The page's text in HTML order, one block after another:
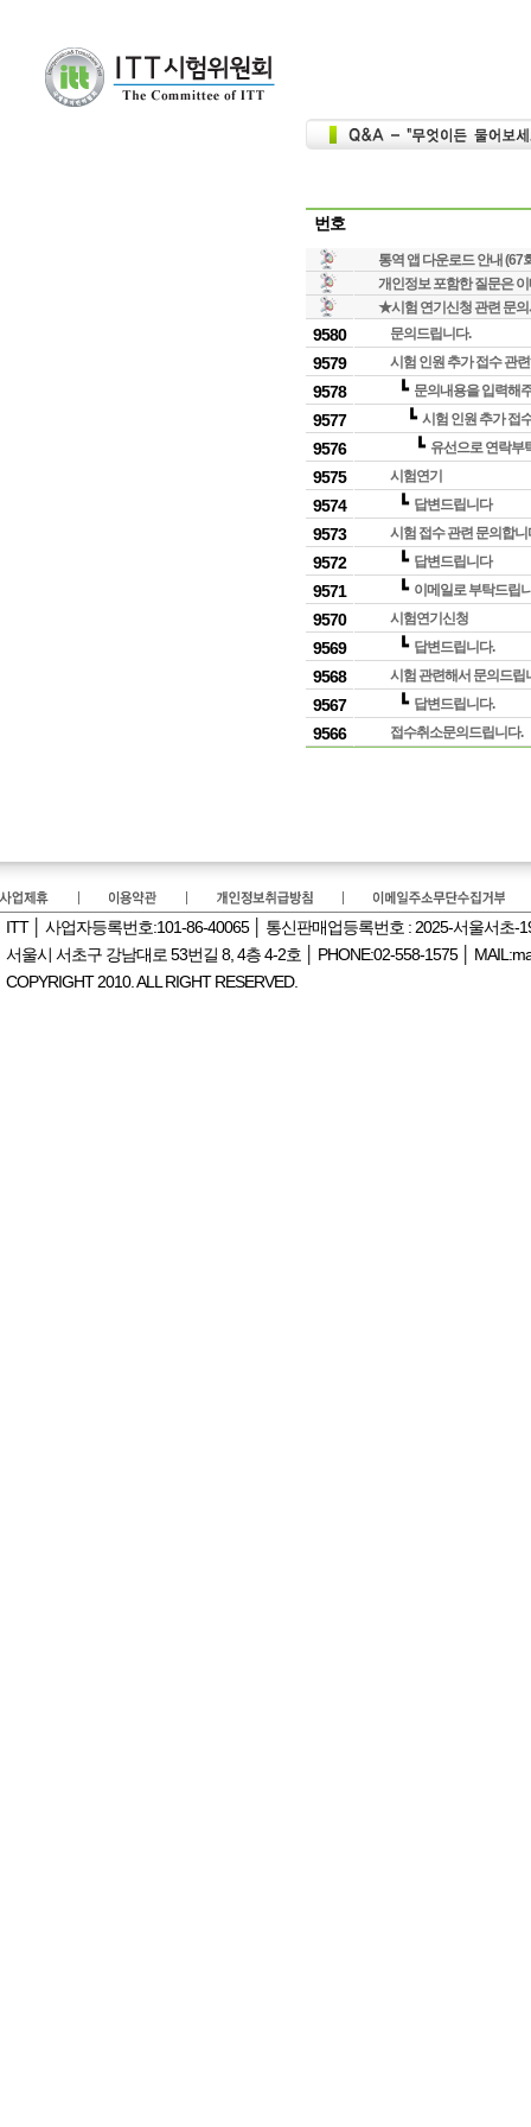
번호
통역 앱 다운로드 안내 (67
개인정보 포함한 질문은
★시험 연기신청 관련 문
9580 문의드립니다.
9579 시험 인원 추가 접수 관
9578 ┗ 문의내용을 입력해
9577 ┗ 시험 인원 추가 접
9576 ┗ 유선으로 연락부
9575 시험연기
9574 ┗ 답변드립니다
9573 시험 접수 관련 문의합니
9572 ┗ 답변드립니다
9571 ┗ 이메일로 부탁드립
9570 시험연기신청
9569 ┗ 답변드립니다.
9568 시험 관련해서 문의드립
9567 ┗ 답변드립니다.
9566 접수취소문의드립니다.
ITT │ 사업자등록번호:101-86-40065 │ 통신판매업등록번호 : 2025-서울서초-
서울시 서초구 강남대로 53번길 8, 4층 4-2호 │ PHONE:02-558-1575 │
COPYRIGHT 2010. ALL RIGHT RESERVED.